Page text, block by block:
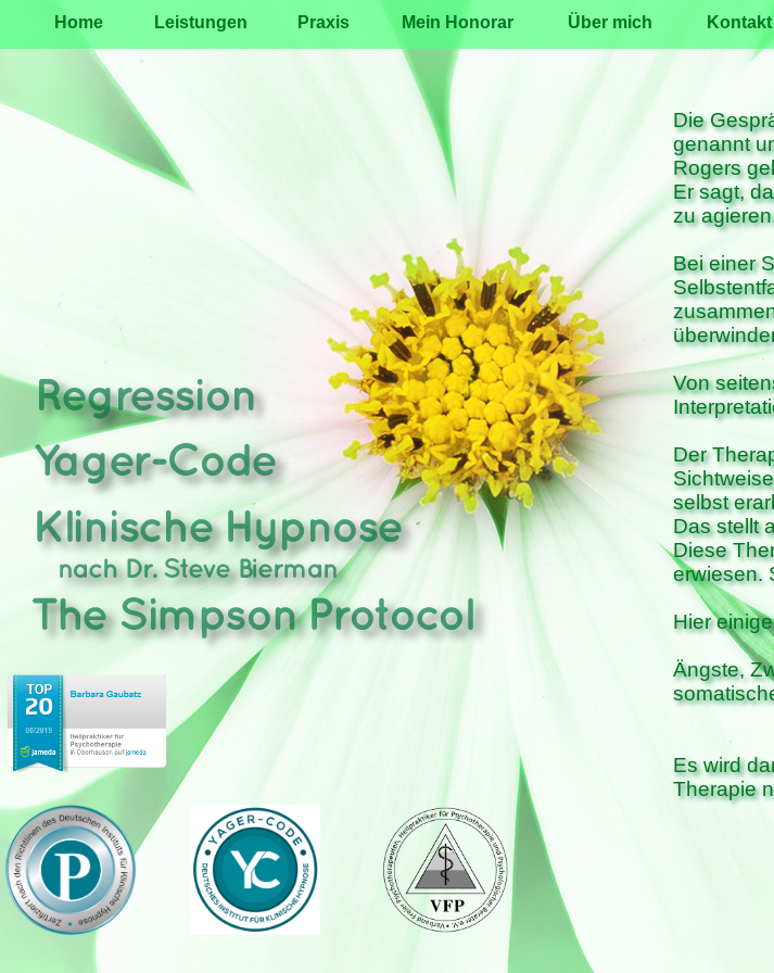
Die
genannt
Rogers
Er sagt,
zu
Bei einer
Von
Der
selbst
Das stellt
Diese
erwiesen.
Hier
Ängste,
Es wird
Therapie
Home Leistungen Praxis Mein Honorar Über mich